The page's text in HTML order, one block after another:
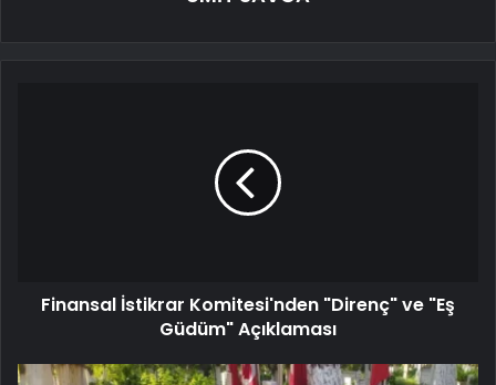
Finansal İstikrar Komitesi'nden "Direnç" ve "Eş
Güdüm" Açıklaması